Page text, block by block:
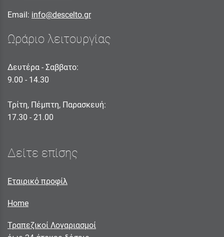
Email: info@descelto.gr
Ωράριο λειτουργίας
Δευτέρα - Σαββατο:
9.00 - 14.30
Τρίτη, Πέμπτη, Παρασκευή:
17.30 - 21.00
Δείτε επίσης
Εταιρικό προφίλ
Home
Τραπεζικοί Λογαριασμοί